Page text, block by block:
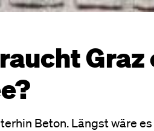
Graz
Beton. Längst wäre